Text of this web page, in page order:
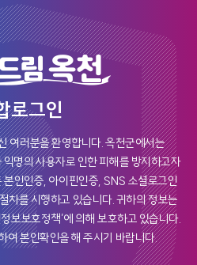
로그인
여러분을 환영합니다.옥천군에서는
명의 사용자로 인한 피해를 방지하고자
본인인증, 아이핀인증, SNS 소셜로그인
차를 시행하고 있습니다. 귀하의 정보는
보보호정책’에 의해 보호하고 있습니다.
여 본인확인을 해 주시기 바랍니다.